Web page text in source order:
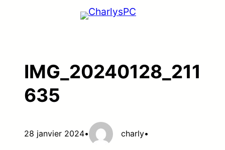
IMG_20240128_211
635
28 janvier 2024• charly•